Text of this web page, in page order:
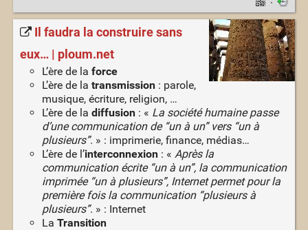
·
Il faudra la construire sans
eux… | ploum.net
L’ère de la force
L’ère de la transmission: parole,
musique, écriture, religion, …
L’ère de la diffusion: « La société humaine passe
d’une communication de “un à un” vers “un à
plusieurs”. » : imprimerie, finance, médias…
L’ère de l’interconnexion: « Après la
communication écrite “un à un”, la communication
imprimée “un à plusieurs”, Internet permet pour la
première fois la communication “plusieurs à
plusieurs”. » : Internet
La Transition